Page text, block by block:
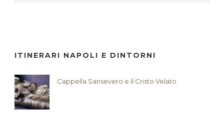
ITINERARI NAPOLI E DINTORNI
Cappella Sansevero e il Cristo Velato